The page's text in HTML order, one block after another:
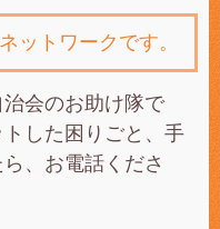
ットワークです。
会のお助け隊で
した困りごと、手
、お電話くださ